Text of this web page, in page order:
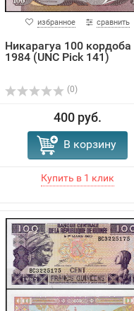
избранное сравнить
Никарагуа 100 кордоба
1984 (UNC Pick 141)
(0)
400 руб.
В корзину